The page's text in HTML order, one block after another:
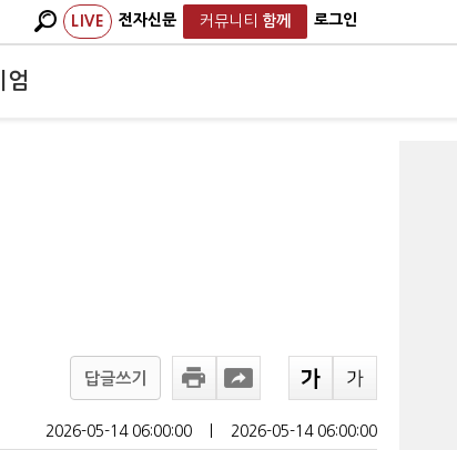
LIVE 전자신문 커뮤니티 함께 로그인
엄
답글쓰기
2026-05-14 06:00:00 2026-05-14 06:00:00